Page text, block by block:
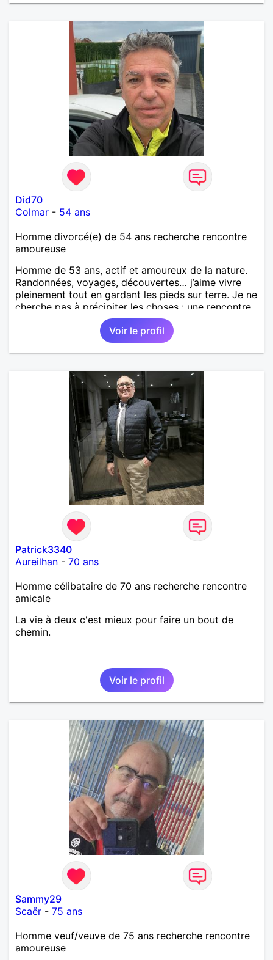
Did70
Colmar - 54 ans
Homme divorcé(e) de 54 ans recherche rencontre
amoureuse
Homme de 53 ans, actif et amoureux de la nature.
Randonnées, voyages, découvertes… j’aime vivre
pleinement tout en gardant les pieds sur terre. Je ne
cherche pas à précipiter les choses : une rencontre,
un échange, un sourire… et si l’alchimie est là, le
reste suivra naturellement.Voir le profil
Patrick3340
Aureilhan - 70 ans
Homme célibataire de 70 ans recherche rencontre
amicale
La vie à deux c'est mieux pour faire un bout de
chemin.
Voir le profil
Sammy29
Scaër - 75 ans
Homme veuf/veuve de 75 ans recherche rencontre
amoureuse